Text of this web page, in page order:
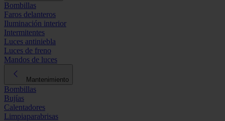
Bombillas
Faros delanteros
Iluminación interior
Intermitentes
Luces antiniebla
Luces de freno
Mandos de luces
Mantenimiento
Bombillas
Bujías
Calentadores
Limpiaparabrisas